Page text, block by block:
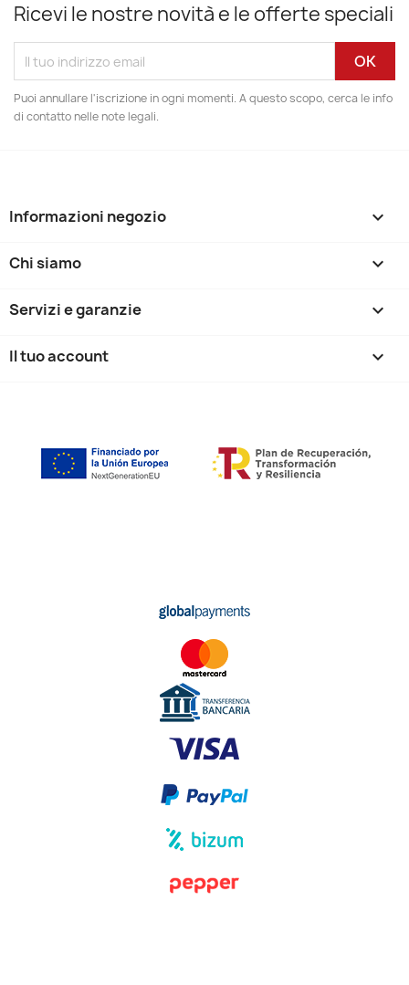
Ricevi le nostre novità e le offerte speciali
Puoi annullare l'iscrizione in ogni momenti. A questo scopo, cerca le info
di contatto nelle note legali.
Informazioni negozio keyboard_arrow_down
Chi siamo 
Servizi e garanzie 
Il tuo account 